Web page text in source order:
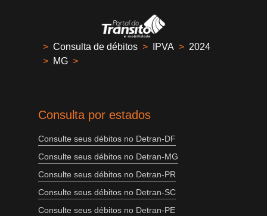
> Consulta de débitos > IPVA > 2024
> MG >
Consulta por estados
Consulte seus débitos no Detran-DF
Consulte seus débitos no Detran-MG
Consulte seus débitos no Detran-PR
Consulte seus débitos no Detran-SC
Consulte seus débitos no Detran-PE